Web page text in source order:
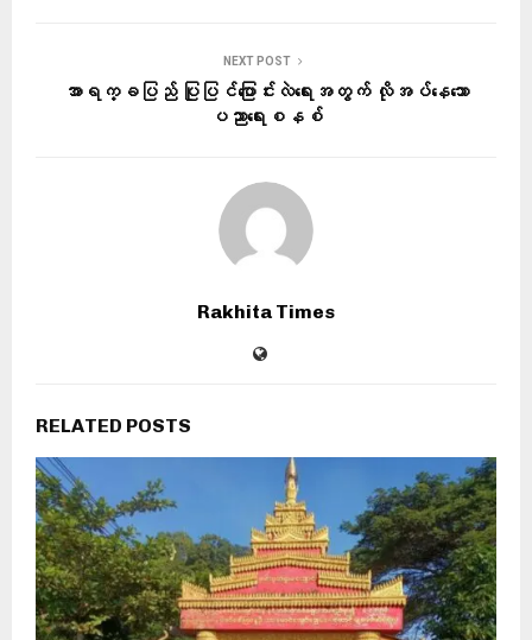
NEXT POST
အာရက္ခပြည် ပြုပြင်ပြောင်းလဲရေးအတွက် လိုအပ်နေသော
ပညာရေးစနစ်
Rakhita Times
RELATED POSTS